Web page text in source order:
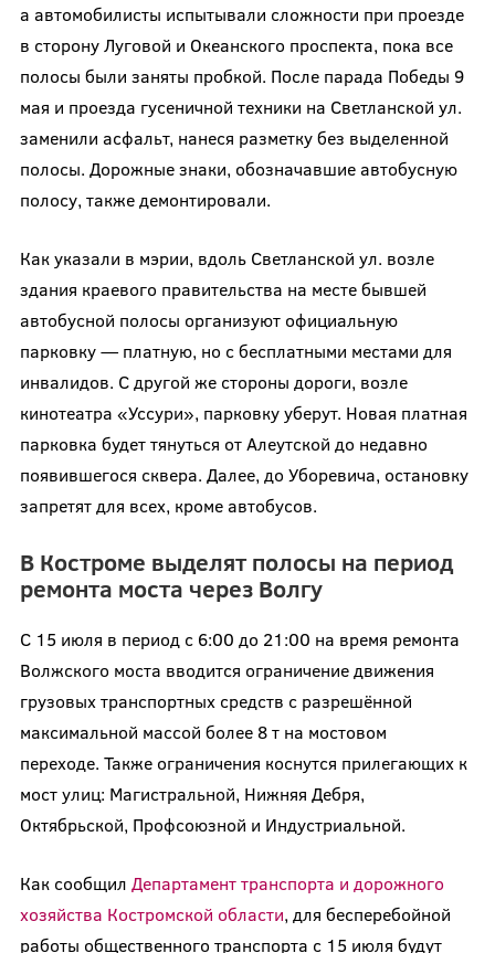
а автомобилисты испытывали сложности при проезде
в сторону Луговой и Океанского проспекта, пока все
полосы были заняты пробкой. После парада Победы 9
мая и проезда гусеничной техники на Светланской ул.
заменили асфальт, нанеся разметку без выделенной
полосы. Дорожные знаки, обозначавшие автобусную
полосу, также демонтировали.
Как указали в мэрии, вдоль Светланской ул. возле
здания краевого правительства на месте бывшей
автобусной полосы организуют официальную
парковку — платную, но с бесплатными местами для
инвалидов. С другой же стороны дороги, возле
кинотеатра «Уссури», парковку уберут. Новая платная
парковка будет тянуться от Алеутской до недавно
появившегося сквера. Далее, до Уборевича, остановку
запретят для всех, кроме автобусов.
В Костроме выделят полосы на период
ремонта моста через Волгу
С 15 июля в период с 6:00 до 21:00 на время ремонта
Волжского моста вводится ограничение движения
грузовых транспортных средств с разрешённой
максимальной массой более 8 т на мостовом
переходе. Также ограничения коснутся прилегающих к
мост улиц: Магистральной, Нижняя Дебря,
Октябрьской, Профсоюзной и Индустриальной.
Как сообщил Департамент транспорта и дорожного
хозяйства Костромской области, для бесперебойной
работы общественного транспорта с 15 июля будут